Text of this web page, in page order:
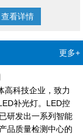
查看详情
更多+
高科技企业，致力
补光灯。LED控
研发出一系列智能
品质量检测中心的